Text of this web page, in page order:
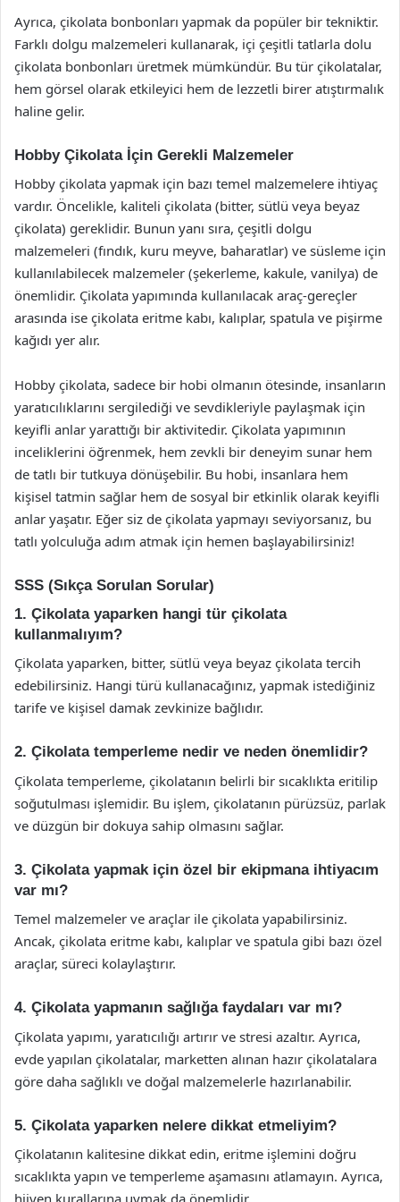
Ayrıca, çikolata bonbonları yapmak da popüler bir tekniktir.
Farklı dolgu malzemeleri kullanarak, içi çeşitli tatlarla dolu
çikolata bonbonları üretmek mümkündür. Bu tür çikolatalar,
hem görsel olarak etkileyici hem de lezzetli birer atıştırmalık
haline gelir.
Hobby Çikolata İçin Gerekli Malzemeler
Hobby çikolata yapmak için bazı temel malzemelere ihtiyaç
vardır. Öncelikle, kaliteli çikolata (bitter, sütlü veya beyaz
çikolata) gereklidir. Bunun yanı sıra, çeşitli dolgu
malzemeleri (fındık, kuru meyve, baharatlar) ve süsleme için
kullanılabilecek malzemeler (şekerleme, kakule, vanilya) de
önemlidir. Çikolata yapımında kullanılacak araç-gereçler
arasında ise çikolata eritme kabı, kalıplar, spatula ve pişirme
kağıdı yer alır.
Hobby çikolata, sadece bir hobi olmanın ötesinde, insanların
yaratıcılıklarını sergilediği ve sevdikleriyle paylaşmak için
keyifli anlar yarattığı bir aktivitedir. Çikolata yapımının
inceliklerini öğrenmek, hem zevkli bir deneyim sunar hem
de tatlı bir tutkuya dönüşebilir. Bu hobi, insanlara hem
kişisel tatmin sağlar hem de sosyal bir etkinlik olarak keyifli
anlar yaşatır. Eğer siz de çikolata yapmayı seviyorsanız, bu
tatlı yolculuğa adım atmak için hemen başlayabilirsiniz!
SSS (Sıkça Sorulan Sorular)
1. Çikolata yaparken hangi tür çikolata
kullanmalıyım?
Çikolata yaparken, bitter, sütlü veya beyaz çikolata tercih
edebilirsiniz. Hangi türü kullanacağınız, yapmak istediğiniz
tarife ve kişisel damak zevkinize bağlıdır.
2. Çikolata temperleme nedir ve neden önemlidir?
Çikolata temperleme, çikolatanın belirli bir sıcaklıkta eritilip
soğutulması işlemidir. Bu işlem, çikolatanın pürüzsüz, parlak
ve düzgün bir dokuya sahip olmasını sağlar.
3. Çikolata yapmak için özel bir ekipmana ihtiyacım
var mı?
Temel malzemeler ve araçlar ile çikolata yapabilirsiniz.
Ancak, çikolata eritme kabı, kalıplar ve spatula gibi bazı özel
araçlar, süreci kolaylaştırır.
4. Çikolata yapmanın sağlığa faydaları var mı?
Çikolata yapımı, yaratıcılığı artırır ve stresi azaltır. Ayrıca,
evde yapılan çikolatalar, marketten alınan hazır çikolatalara
göre daha sağlıklı ve doğal malzemelerle hazırlanabilir.
5. Çikolata yaparken nelere dikkat etmeliyim?
Çikolatanın kalitesine dikkat edin, eritme işlemini doğru
sıcaklıkta yapın ve temperleme aşamasını atlamayın. Ayrıca,
hijyen kurallarına uymak da önemlidir.